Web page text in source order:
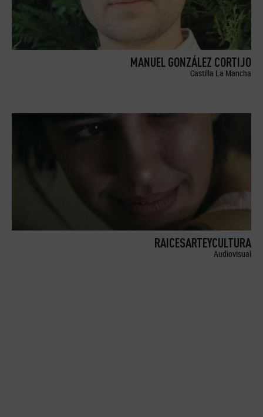
MANUEL GONZÁLEZ CORTIJO
Castilla La Mancha
RAICESARTEYCULTURA
Audiovisual